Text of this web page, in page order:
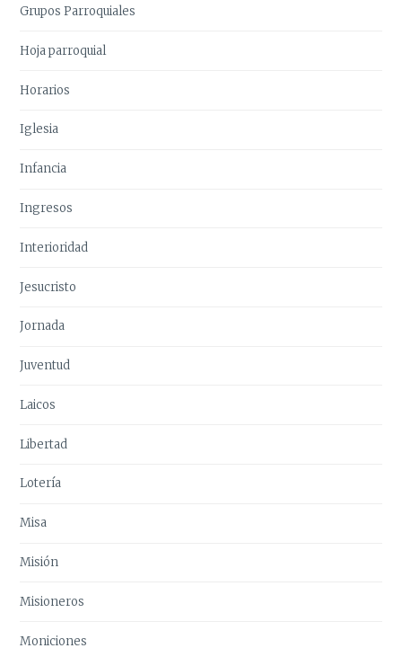
Grupos Parroquiales
Hoja parroquial
Horarios
Iglesia
Infancia
Ingresos
Interioridad
Jesucristo
Jornada
Juventud
Laicos
Libertad
Lotería
Misa
Misión
Misioneros
Moniciones